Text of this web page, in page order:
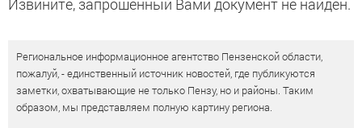
Извините, запрошенный Вами документ не найден.
Региональное информационное агентство Пензенской области,
пожалуй, - единственный источник новостей, где публикуются
заметки, охватывающие не только Пензу, но и районы. Таким
образом, мы представляем полную картину региона.